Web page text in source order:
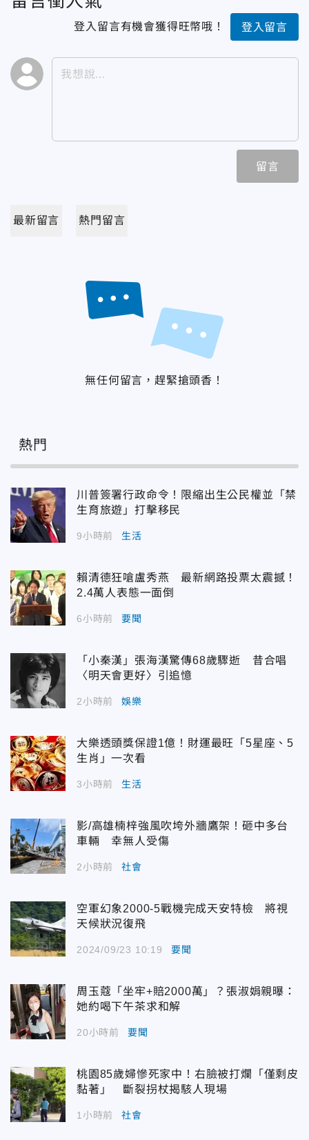
登入留言有機會獲得旺幣哦！ 登入留言
留言
最新留言 熱門留言
無任何留言，趕緊搶頭香！
熱門
川普簽署行政命令！限縮出生公民權並「禁
生育旅遊」打擊移民
9小時前 生活
賴清德狂嗆盧秀燕 最新網路投票太震撼！
2.4萬人表態一面倒
6小時前 要聞
「小秦漢」張海漢驚傳68歲驟逝 昔合唱
〈明天會更好〉引追憶
2小時前 娛樂
大樂透頭獎保證1億！財運最旺「5星座、5
生肖」一次看
3小時前 生活
影/高雄楠梓強風吹垮外牆鷹架！砸中多台
車輛 幸無人受傷
2小時前 社會
空軍幻象2000-5戰機完成天安特檢 將視
天候狀況復飛
2024/09/23 10:19 要聞
周玉蔻「坐牢+賠2000萬」？張淑娟親曝：
她約喝下午茶求和解
20小時前 要聞
桃園85歲婦慘死家中！右臉被打爛「僅剩皮
黏著」 斷裂拐杖揭駭人現場
1小時前 社會